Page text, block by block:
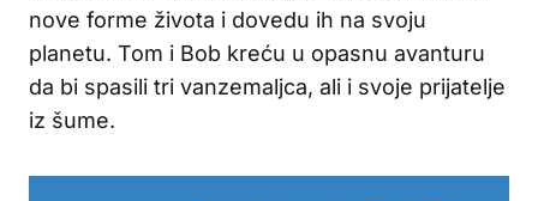
nove forme života i dovedu ih na svoju
planetu. Tom i Bob kreću u opasnu avanturu
da bi spasili tri vanzemaljca, ali i svoje prijatelje
iz šume.